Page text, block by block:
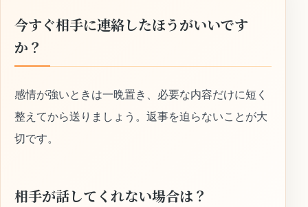
今すぐ相手に連絡したほうがいいです
か？
感情が強いときは一晩置き、必要な内容だけに短く
整えてから送りましょう。返事を迫らないことが大
切です。
相手が話してくれない場合は？